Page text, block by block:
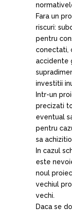
Fara un
riscuri:
pentru
conectati,
accidente
investitii
Intr-un
precizati
eventual
pentru
sa
In cazul
este
noul
vechiul
vechi.
Daca se